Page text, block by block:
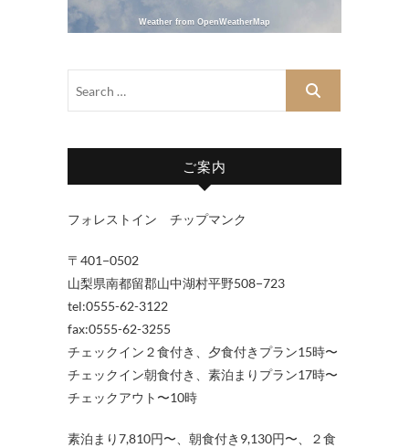
Weather from OpenWeatherMap
ご案内
フォレストイン チップマンク
〒401−0502
山梨県南都留郡山中湖村平野508−723
tel:0555-62-3122
fax:0555-62-3255
チェックイン２食付き、夕食付きプラン15時〜
チェックイン朝食付き、素泊まりプラン17時〜
チェックアウト〜10時
素泊まり7,810円〜、朝食付き9,130円〜、２食